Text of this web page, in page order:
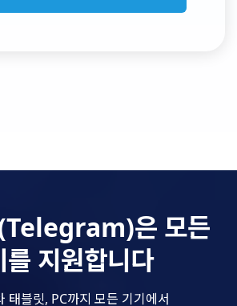
은 모든
를 지원합니다
태블릿, PC까지 모든 기기에서